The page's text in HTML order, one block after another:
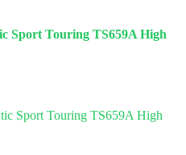
Sport Touring TS659A High